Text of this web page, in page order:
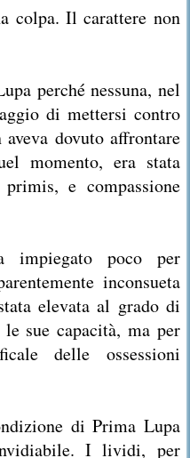
colpa. Il carattere non
perché nessuna, nel
di mettersi contro
dovuto affrontare
momento, era stata
e compassione
impiegato poco per
inconsueta
elevata al grado di
sue capacità, ma per
delle ossessioni
di Prima Lupa
I lividi, per